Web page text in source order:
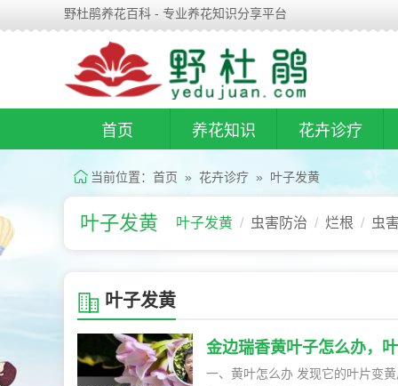
野杜鹃养花百科 - 专业养花知识分享平台
首页 养花知识 花卉诊疗
当前位置： 首页 » 花卉诊疗 » 叶子发黄
叶子发黄 叶子发黄 虫害防治 烂根 虫
叶子发黄
金边瑞香黄叶子怎么办，
一、黄叶怎么办 发现它的叶片变